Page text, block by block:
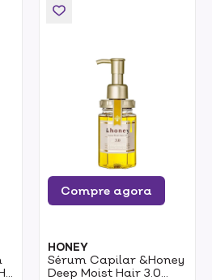
Compre agora
HONEY
Sérum Capilar &Honey
Deep Moist Hair 3.0